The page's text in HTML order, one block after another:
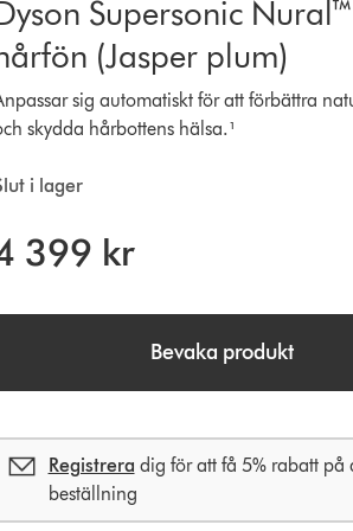
Supersonic Nural™
(Jasper plum)
sig automatiskt för att förbättra
skydda hårbottens hälsa.¹
i lager
399 kr
Bevaka produkt
Registrera dig för att få 5% rabatt på
beställning